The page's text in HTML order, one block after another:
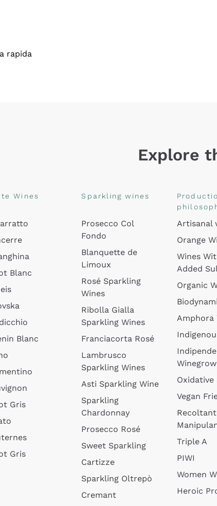
rapida
Explore
Wines
Blanc
Blanc
Gris
Gris
Sparkling wines
Prosecco Col
Fondo
Blanquette de
Limoux
Rosé Sparkling
Wines
Ribolla Gialla
Sparkling Wines
Franciacorta Rosé
Lambrusco
Sparkling Wines
Asti Sparkling Wine
Sparkling
Chardonnay
Prosecco Rosé
Sweet Sparkling
Cartizze
Sparkling Oltrepò
Cremant
Artisanal
Orange
Wines
Added
Organic
Amphora
Oxidative
Vegan
Recoltant
Triple A
PIWI
Women
Heroic